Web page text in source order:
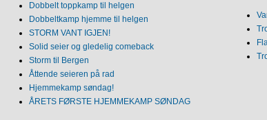
Dobbelt toppkamp til helgen
Dobbeltkamp hjemme til helgen
STORM VANT IGJEN!
Solid seier og gledelig comeback
Storm til Bergen
Åttende seieren på rad
Hjemmekamp søndag!
ÅRETS FØRSTE HJEMMEKAMP SØNDAG